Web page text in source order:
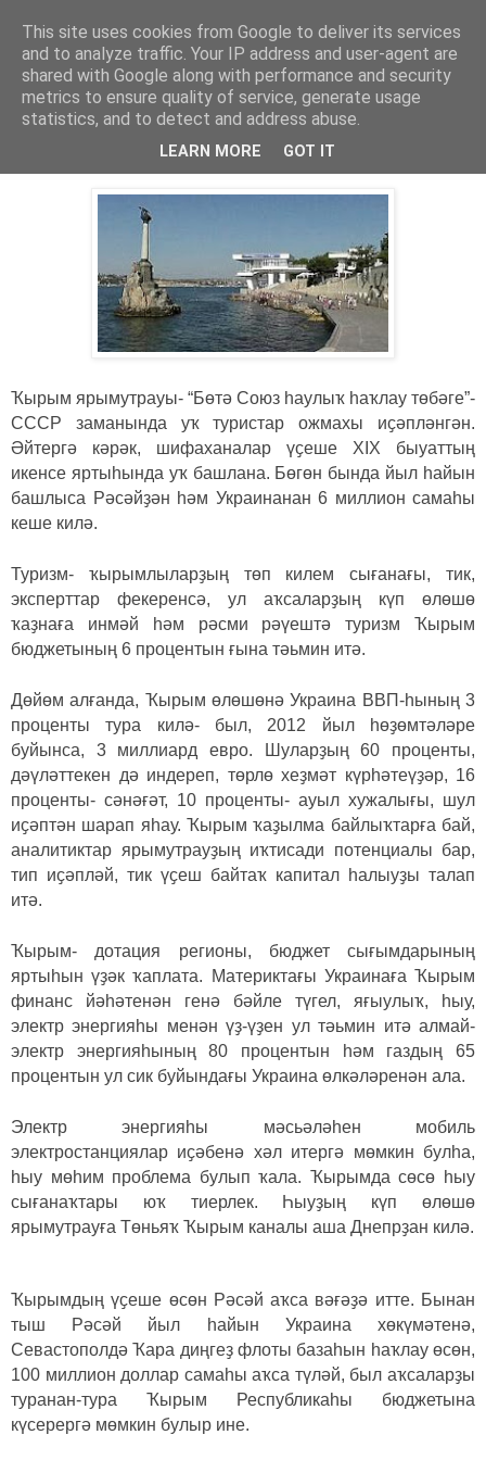
Хәбәрҙәр
суббота, 15 марта 2014 г.
Ҡырым: иҡтисади хәле.
Ҡырым ярымутрауы- “Бөтә Союз һаулыҡ һаҡлау төбәге”-
СССР заманында уҡ туристар ожмахы иҫәпләнгән.
Әйтергә кәрәк, шифаханалар үҫеше XIX быуаттың
икенсе яртыһында уҡ башлана. Бөгөн бында йыл һайын
башлыса Рәсәйҙән һәм Украинанан 6 миллион самаһы
кеше килә.
Туризм- ҡырымлыларҙың төп килем сығанағы, тик,
эксперттар фекеренсә, ул аҡсаларҙың күп өлөшө
ҡаҙнаға инмәй һәм рәсми рәүештә туризм Ҡырым
бюджетының 6 процентын ғына тәьмин итә.
Дөйөм алғанда, Ҡырым өлөшөнә Украина ВВП-һының 3
проценты тура килә- был, 2012 йыл һөҙөмтәләре
буйынса, 3 миллиард евро. Шуларҙың 60 проценты,
дәүләттекен дә индереп, төрлө хеҙмәт күрһәтеүҙәр, 16
проценты- сәнәғәт, 10 проценты- ауыл хужалығы, шул
иҫәптән шарап яһау. Ҡырым ҡаҙылма байлыҡтарға бай,
аналитиктар ярымутрауҙың иҡтисади потенциалы бар,
тип иҫәпләй, тик үҫеш байтаҡ капитал һалыуҙы талап
итә.
Ҡырым- дотация регионы, бюджет сығымдарының
яртыһын үҙәк ҡаплата. Материктағы Украинаға Ҡырым
финанс йәһәтенән генә бәйле түгел, яғыулыҡ, һыу,
электр энергияһы менән үҙ-үҙен ул тәьмин итә алмай-
электр энергияһының 80 процентын һәм газдың 65
процентын ул сик буйындағы Украина өлкәләренән ала.
Электр энергияһы мәсьәләһен мобиль
электростанциялар иҫәбенә хәл итергә мөмкин булһа,
һыу мөһим проблема булып ҡала. Ҡырымда сөсө һыу
сығанаҡтары юҡ тиерлек. Һыуҙың күп өлөшө
ярымутрауға Төньяҡ Ҡырым каналы аша Днепрҙан килә.
Ҡырымдың үҫеше өсөн Рәсәй аҡса вәғәҙә итте. Бынан
тыш Рәсәй йыл һайын Украина хөкүмәтенә,
Севастополдә Ҡара диңгеҙ флоты базаһын һаҡлау өсөн,
100 миллион доллар самаһы аҡса түләй, был аҡсаларҙы
туранан-тура Ҡырым Республикаһы бюджетына
күсерергә мөмкин булыр ине.
This site uses cookies from Google to deliver its services
and to analyze traffic. Your IP address and user-agent are
shared with Google along with performance and security
metrics to ensure quality of service, generate usage
statistics, and to detect and address abuse.
LEARN MORE GOT IT